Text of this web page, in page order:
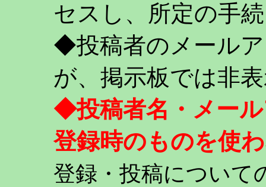
セスし、所定の手
◆投稿者のメール
が、掲示板では非
◆投稿者名・メー
登録時のものを使
登録・投稿について